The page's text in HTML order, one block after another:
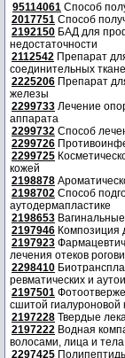
95114061 Способ
2017751 Способ
2192150 БАД для
недостаточности
2112542 Препарат
соединительных
2225206 Препарат
железы
2299733 Лечение
аппарата
2299732 Способ
2299726
2299725
кожей
2198878
2198702 Способ
аутодермапластике
2198653
2197946 Композиция
2197923
лечения отеков
2298410
ревматических и
2197501
сшитой гиалуроновой
2197228 Твердые
2197222 Водная
волосами, лица и тела
2297425